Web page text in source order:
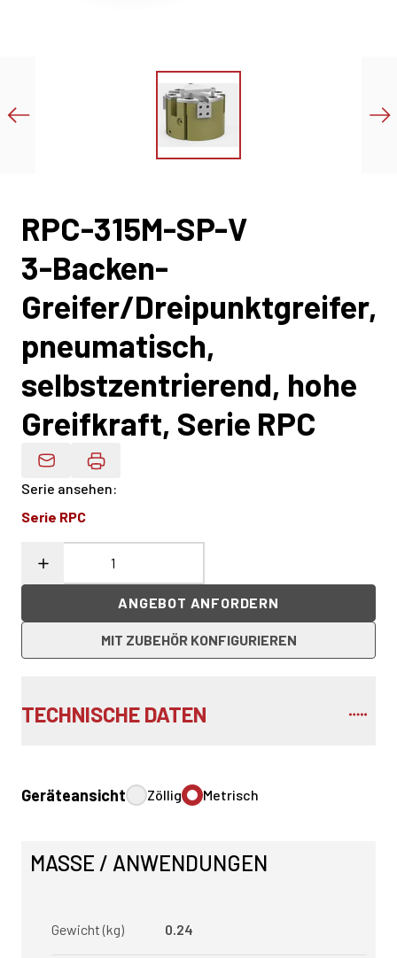
RPC-315M-SP-V
3-Backen-
Greifer/Dreipunktgreifer,
pneumatisch,
selbstzentrierend, hohe
Greifkraft, Serie RPC
Produktdaten Per E-Mail
Serie ansehen:
Serie RPC
ANGEBOT ANFORDERN
MIT ZUBEHÖR KONFIGURIEREN
TECHNISCHE DATEN
Geräteansicht Zöllig Metrisch
MASSE / ANWENDUNGEN
Gewicht (kg) 0.24